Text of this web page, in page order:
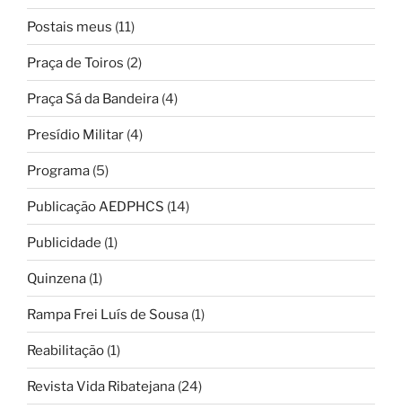
Postais meus (11)
Praça de Toiros (2)
Praça Sá da Bandeira (4)
Presídio Militar (4)
Programa (5)
Publicação AEDPHCS (14)
Publicidade (1)
Quinzena (1)
Rampa Frei Luís de Sousa (1)
Reabilitação (1)
Revista Vida Ribatejana (24)